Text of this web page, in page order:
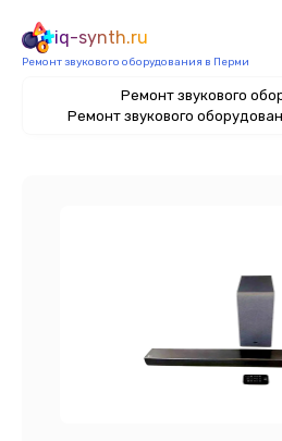
iq-synth.ru
Ремонт звукового оборудования в Перми
Ремонт звукового
Ремонт звукового